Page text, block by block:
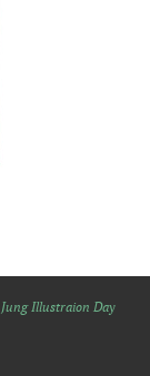
Jung Illustraion Day